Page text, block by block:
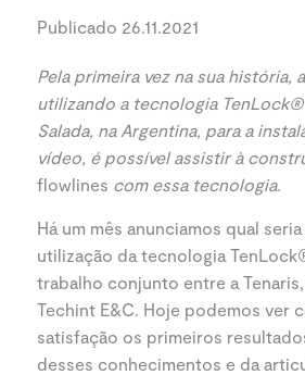
Publicado 26.11.2021
Pela primeira vez na sua história,
utilizando a tecnologia TenLock®
Salada, na Argentina, para a
vídeo, é possível assistir à
flowlines com essa tecnologia.
Há um mês anunciamos qual
utilização da tecnologia
trabalho conjunto entre a
Techint E&C. Hoje podemos ver
satisfação os primeiros
desses conhecimentos e da